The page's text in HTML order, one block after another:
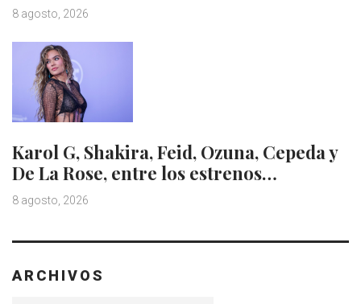
8 agosto, 2026
Karol G, Shakira, Feid, Ozuna, Cepeda y
De La Rose, entre los estrenos…
8 agosto, 2026
ARCHIVOS